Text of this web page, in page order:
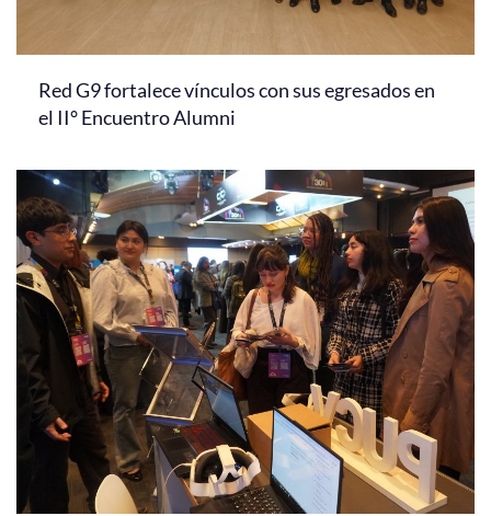
Red G9 fortalece vínculos con sus egresados en
el II° Encuentro Alumni